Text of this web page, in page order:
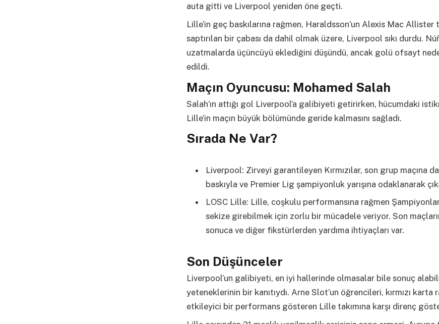
auta gitti ve Liverpool yeniden öne geçti.
Lille’in geç baskılarına rağmen, Haraldsson’un Alexis Mac Allister
saptırılan bir çabası da dahil olmak üzere, Liverpool sıkı durdu.
uzatmalarda üçüncüyü eklediğini düşündü, ancak golü ofsayt
edildi.
Maçın Oyuncusu: Mohamed Salah
Salah’ın attığı gol Liverpool’a galibiyeti getirirken, hücumdaki
Lille’in maçın büyük bölümünde geride kalmasını sağladı.
Sırada Ne Var?
Liverpool: Zirveyi garantileyen Kırmızılar, son grup maçına
baskıyla ve Premier Lig şampiyonluk yarışına odaklanarak
LOSC Lille: Lille, coşkulu performansına rağmen
sekize girebilmek için zorlu bir mücadele veriyor. Son
sonuca ve diğer fikstürlerden yardıma ihtiyaçları var.
Son Düşünceler
Liverpool’un galibiyeti, en iyi hallerinde olmasalar bile sonuç
yeteneklerinin bir kanıtıydı. Arne Slot’un öğrencileri, kırmızı karta
etkileyici bir performans gösteren Lille takımına karşı direnç